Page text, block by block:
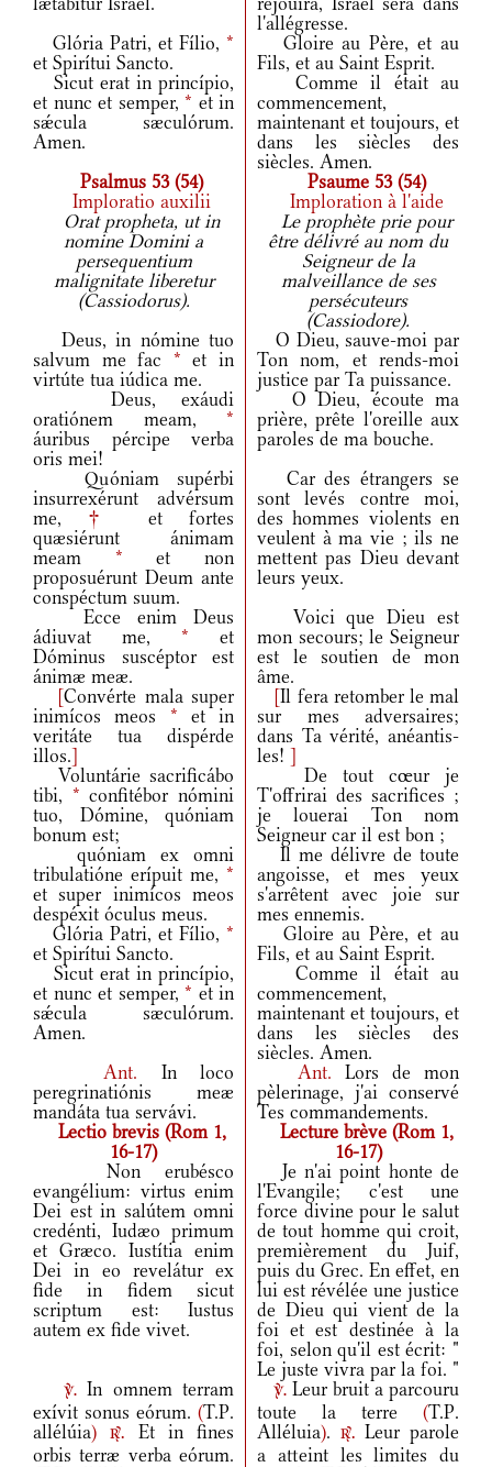
l'allégresse.
Glória Patri, et Fílio, *
et Spirítui Sancto.
Gloire au Père, et au
Fils, et au Saint Esprit.
Sicut erat in princípio,
et nunc et semper, * et in
sǽcula sæculórum.
Amen.
Comme il était au
commencement,
maintenant et toujours, et
dans les siècles des
siècles. Amen.
Psalmus 53 (54)
Psaume 53 (54)
Imploratio auxilii
Imploration à l'aide
Orat propheta, ut in
nomine Domini a
persequentium
malignitate liberetur
(Cassiodorus).
Le prophète prie pour
être délivré au nom du
Seigneur de la
malveillance de ses
persécuteurs
(Cassiodore).
Deus, in nómine tuo
salvum me fac * et in
virtúte tua iúdica me.
O Dieu, sauve-moi par
Ton nom, et rends-moi
justice par Ta puissance.
Deus, exáudi
oratiónem meam, *
áuribus pércipe verba
oris mei!
O Dieu, écoute ma
prière, prête l'oreille aux
paroles de ma bouche.
Quóniam supérbi
insurrexérunt advérsum
me, †
et fortes
quæsiérunt ánimam
meam * et non
proposuérunt Deum ante
conspéctum suum.
Car des étrangers se
sont levés contre moi,
des hommes violents en
veulent à ma vie ; ils ne
mettent pas Dieu devant
leurs yeux.
Ecce enim Deus
ádiuvat me, * et
Dóminus suscéptor est
ánimæ meæ.
Voici que Dieu est
mon secours; le Seigneur
est le soutien de mon
âme.
[Convérte mala super
inimícos meos * et in
veritáte tua dispérde
illos.]
[Il fera retomber le mal
sur mes adversaires;
dans Ta vérité, anéantis-
les! ]
Voluntárie sacrificábo
tibi, * confitébor nómini
tuo, Dómine, quóniam
bonum est;
De tout cœur je
T'offrirai des sacrifices ;
je louerai Ton nom
Seigneur car il est bon ;
quóniam ex omni
tribulatióne erípuit me, *
et super inimícos meos
despéxit óculus meus.
Il me délivre de toute
angoisse, et mes yeux
s'arrêtent avec joie sur
mes ennemis.
Glória Patri, et Fílio, *
et Spirítui Sancto.
Gloire au Père, et au
Fils, et au Saint Esprit.
Sicut erat in princípio,
et nunc et semper, * et in
sǽcula sæculórum.
Amen.
Comme il était au
commencement,
maintenant et toujours, et
dans les siècles des
siècles. Amen.
Ant. In loco
peregrinatiónis meæ
mandáta tua servávi.
Ant. Lors de mon
pèlerinage, j'ai conservé
Tes commandements.
Lectio brevis (Rom 1,
16-17)
Lecture brève (Rom 1,
16-17)
Non erubésco
evangélium: virtus enim
Dei est in salútem omni
credénti, Iudæo primum
et Græco. Iustítia enim
Dei in eo revelátur ex
fide in fidem sicut
scriptum est: Iustus
autem ex fide vivet.
Je n'ai point honte de
l'Evangile; c'est une
force divine pour le salut
de tout homme qui croit,
premièrement du Juif,
puis du Grec. En effet, en
lui est révélée une justice
de Dieu qui vient de la
foi et est destinée à la
foi, selon qu'il est écrit: "
Le juste vivra par la foi. "
v. In omnem terram
exívit sonus eórum. (T.P.
allélúia) r.
Et in fines
orbis terræ verba eórum.
v. Leur bruit a parcouru
toute la terre (T.P.
Alléluia). r. Leur parole
a atteint les limites du